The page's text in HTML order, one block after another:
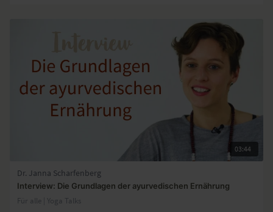
03:44
Dr. Janna Scharfenberg
Interview: Die Grundlagen der ayurvedischen Ernährung
Für alle | Yoga Talks